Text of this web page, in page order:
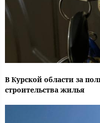
В Курской области за
строительства жилья